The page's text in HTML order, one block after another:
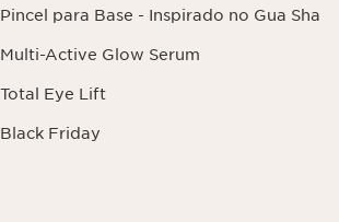
Pincel para Base - Inspirado no Gua Sha
Multi-Active Glow Serum
Total Eye Lift
Black Friday